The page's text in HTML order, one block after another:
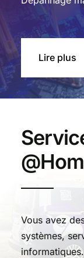
Lire plus
Vous avez
systèmes,